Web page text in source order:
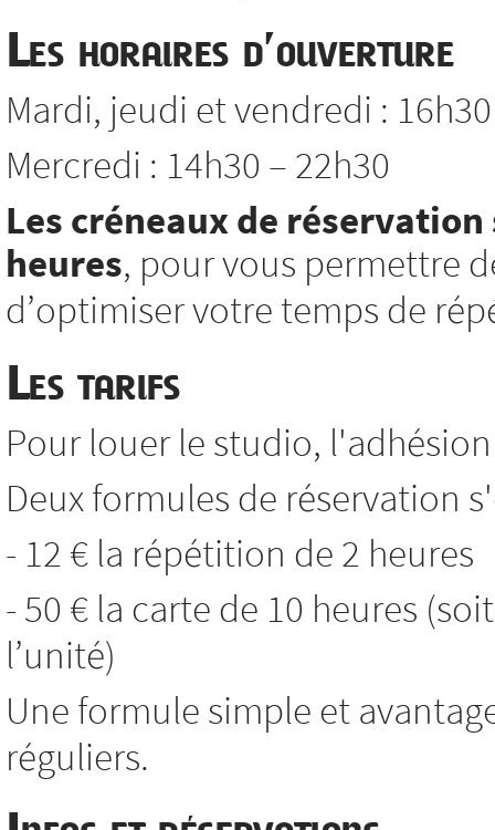
Les horaires d’ouverture
Mardi, jeudi et vendredi :
Mercredi : 14h30 – 22h30
Les créneaux de
heures, pour vous permettre
d’optimiser votre temps de
Les tarifs
Pour louer le studio,
Deux formules de réservation
- 12 € la répétition de 2 heures
- 50 € la carte de 10 heures
l’unité)
Une formule simple et
réguliers.